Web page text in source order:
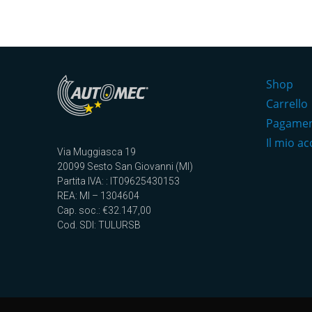
Via Muggiasca 19
20099 Sesto San Giovanni (MI)
Partita IVA: : IT09625430153
REA: MI – 1304604
Cap. soc.: €32.147,00
Cod. SDI: TULURSB
Shop
Carrello
Il mio